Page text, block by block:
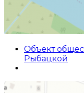
Объект
Рыбацкой